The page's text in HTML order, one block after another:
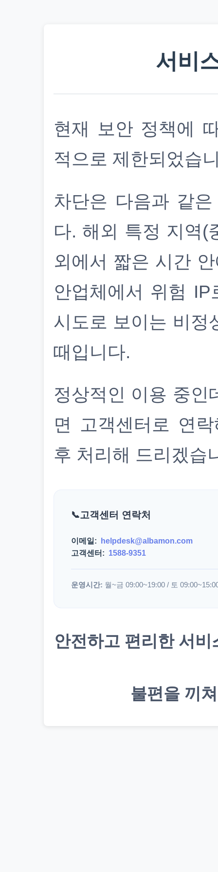
서비
현재 보안 정책에
적으로 제한되었습
차단은 다음과 같
다. 해외 특정 지역(
외에서 짧은 시간
안업체에서 위험
시도로 보이는 비정
때입니다.
정상적인 이용 중인
면 고객센터로 연
후 처리해 드리겠습
고객센터 연락처
이메일:
helpdesk@albamon.com
고객센터: 1588-9351
운영시간: 월~금 09:00~19:00 / 토
안전하고 편리한 서
불편을 끼